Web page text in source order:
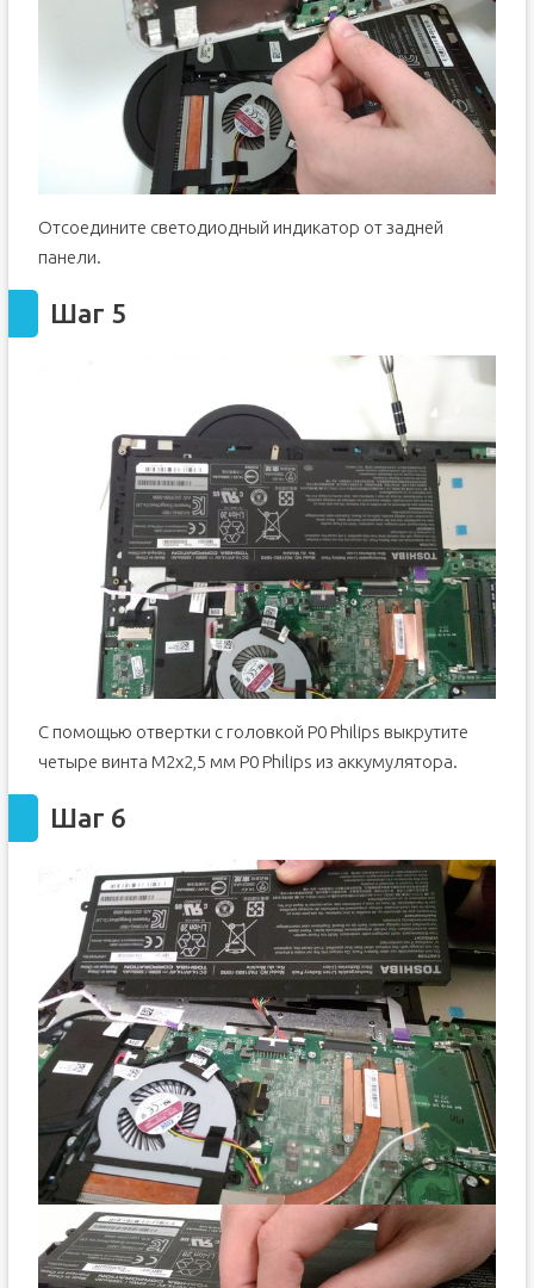
Отсоедините светодиодный индикатор от задней
панели.
Шаг 5
С помощью отвертки с головкой P0 Philips выкрутите
четыре винта M2x2,5 мм P0 Philips из аккумулятора.
Шаг 6